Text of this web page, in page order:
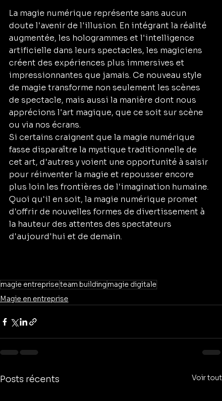
La magie numérique représente sans aucun
doute l'avenir de l'illusion. En intégrant la réalité
augmentée, les hologrammes et l'intelligence
artificielle dans leurs spectacles, les magiciens
créent des expériences plus immersives et
impressionnantes que jamais. Ce nouveau style
de magie transforme non seulement les scènes
de spectacle, mais aussi la manière dont nous
apprécions l'art magique, que ce soit sur scène
ou via nos écrans.
Si certains craignent que la magie numérique
fasse disparaître la mystique traditionnelle de
cet art, d'autres y voient une opportunité à saisir
pour réinventer la magie et repousser encore
plus loin les frontières de l'imagination humaine.
Quoi qu'il en soit, la magie numérique promet
d'offrir de nouvelles formes de divertissement à
la hauteur des attentes des spectateurs
d'aujourd'hui et de demain.
magie entrepriseteam buildingmagie digitale
Magie en entreprise
Posts récents Voir tout